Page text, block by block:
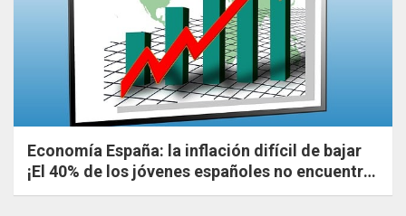
Economía España: la inflación difícil de bajar
¡El 40% de los jóvenes españoles no encuentra
trabajo!